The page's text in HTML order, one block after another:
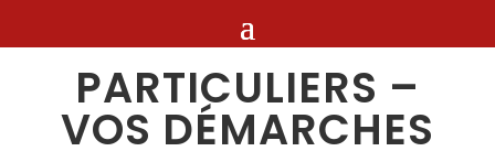
PARTICULIERS –
VOS DÉMARCHES